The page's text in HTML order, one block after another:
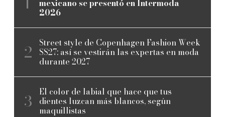
mexicano se presentó en Intermoda
2026
Street style de Copenhagen Fashion Week
SS27: así se vestirán las expertas en moda
durante 2027
El color de labial que hace que tus
dientes luzcan más blancos, según
maquillistas